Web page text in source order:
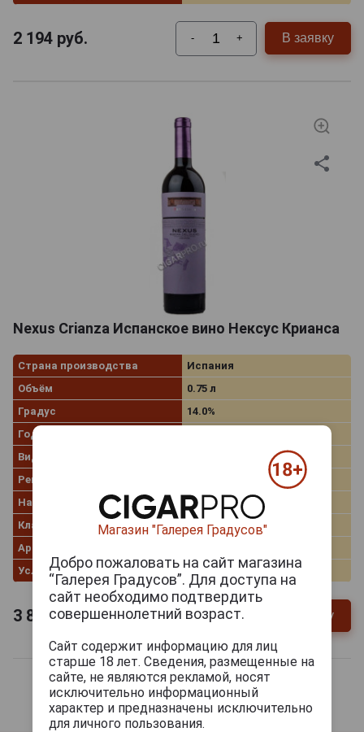
2 194 руб. - + В заявку
Nexus Crianza Испанское вино Нексус Крианса
Страна производства
Испания
Объём
0.75 л
Градус
14.0%
Год производства
Вид вина
Регион
Название вина
Ribera del Duero
Классификация
DO
Артикул
Условия продаж
Только самовывоз
3 861руб. - + В заявку
Магазин "Галерея Градусов"
Добро пожаловать на сайт магазина
“Галерея Градусов”. Для доступа на
сайт необходимо подтвердить
совершеннолетний возраст.
Сайт содержит информацию для лиц
старше 18 лет. Сведения, размещенные на
сайте, не являются рекламой, носят
исключительно информационный
характер и предназначены исключительно
для личного пользования.